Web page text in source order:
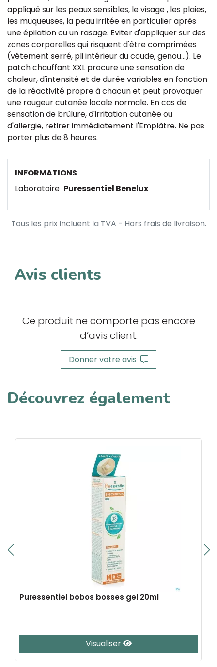
appliqué sur les peaux sensibles, le visage , les plaies,
les muqueuses, la peau irritée en particulier après
une épilation ou un rasage. Eviter d'appliquer sur des
zones corporelles qui risquent d'être comprimées
(vêtement serré, pli intérieur du coude, genou...). Le
patch chauffant XXL procure une sensation de
chaleur, d'intensité et de durée variables en fonction
de la réactivité propre à chacun et peut provoquer
une rougeur cutanée locale normale. En cas de
sensation de brûlure, d'irritation cutanée ou
d'allergie, retirer immédiatement l'Emplâtre. Ne pas
porter plus de 8 heures.
INFORMATIONS
Laboratoire Puressentiel Benelux
Tous les prix incluent la TVA - Hors frais de livraison.
Avis clients
Ce produit ne comporte pas encore
d’avis client.
Donner votre avis
Découvrez également
Puressentiel bobos bosses gel 20ml
Visualiser